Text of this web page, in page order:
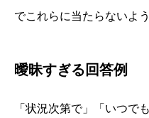
でこれらに当たらないよ
曖昧すぎる回答例
「状況次第で」「いつで